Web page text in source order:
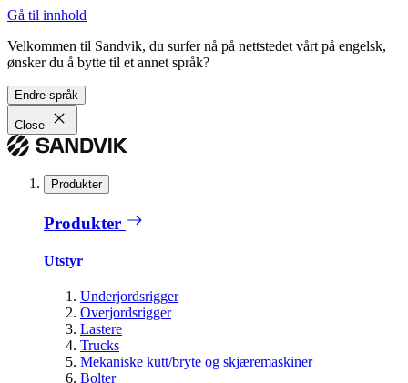
Gå til innhold
Velkommen til Sandvik, du surfer nå på nettstedet vårt på engelsk,
ønsker du å bytte til et annet språk?
Endre språk
Close
Produkter
Produkter
Utstyr
Underjordsrigger
Overjordsrigger
Lastere
Trucks
Mekaniske kutt/bryte og skjæremaskiner
Bolter